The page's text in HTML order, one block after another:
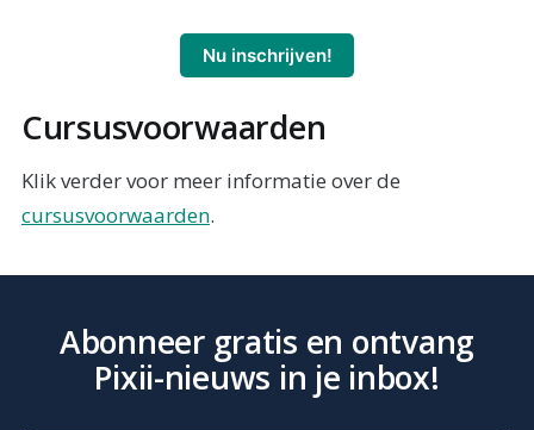
Nu inschrijven!
Cursusvoorwaarden
Klik verder voor meer informatie over de
cursusvoorwaarden.
Abonneer gratis en ontvang
Pixii-nieuws in je inbox!